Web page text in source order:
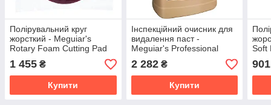
Полірувальний круг
жорсткий - Meguiar's
Rotary Foam Cutting Pad
7" 178 мм, бордовий
(WRFC7)
1 455 ₴
Купити
Інспекційний очисник для
видалення паст -
Meguiar's Professional
Final Inspection 3,79 л.
(M3401)
2 282₴
Купити
Soft
140
901